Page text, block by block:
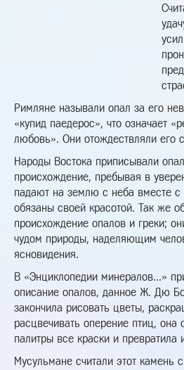
Римляне называли опал за его
«купид паедерос», что означает
любовь». Они отождествляли его
Народы Востока приписывали
происхождение, пребывая в
падают на землю с неба вместе
обязаны своей красотой. Так же
происхождение опалов и греки;
чудом природы, наделяющим
ясновидения.
В «Энциклопедии минералов...»
описание опалов, данное Ж. Дю
закончила рисовать цветы,
расцвечивать оперение птиц, она
палитры все краски и превратила
Мусульмане считали этот камень